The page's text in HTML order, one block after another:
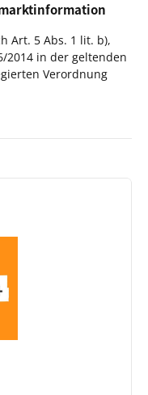
Art. 5 Abs. 1 lit. b),
2014 in der geltenden
Verordnung